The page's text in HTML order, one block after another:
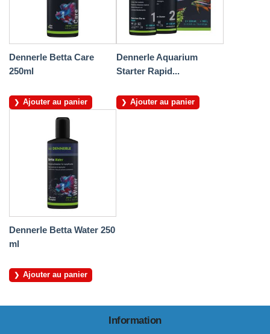
Dennerle Betta Care
250ml
Ajouter au panier
Dennerle Aquarium
Starter Rapid...
Ajouter au panier
Dennerle Betta Water 250
ml
Ajouter au panier
Information